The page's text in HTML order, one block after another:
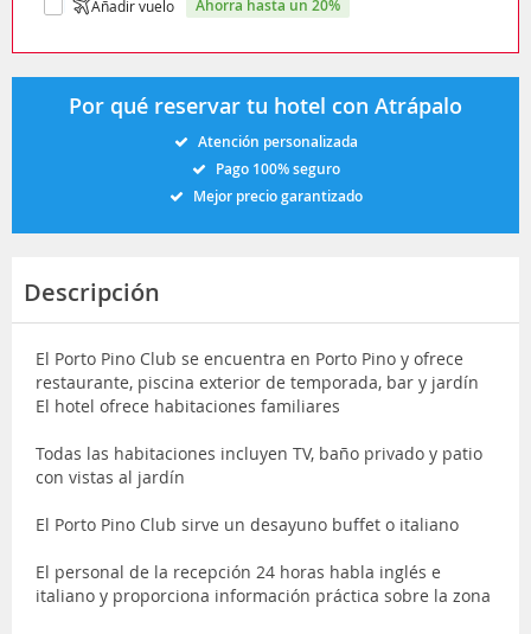
Añadir vuelo ahorra hasta un 20%
Por qué reservar tu hotel con Atrápalo
Atención personalizada
Pago 100% seguro
Mejor precio garantizado
Descripción
El Porto Pino Club se encuentra en Porto Pino y ofrece
restaurante, piscina exterior de temporada, bar y jardín
El hotel ofrece habitaciones familiares
Todas las habitaciones incluyen TV, baño privado y patio
con vistas al jardín
El Porto Pino Club sirve un desayuno buffet o italiano
El personal de la recepción 24 horas habla inglés e
italiano y proporciona información práctica sobre la zona